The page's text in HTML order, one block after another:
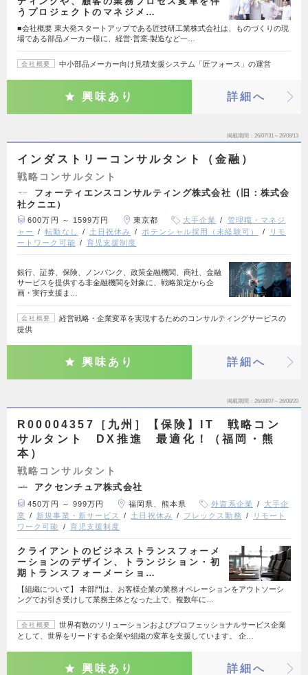
うプロジェクトのマネジメ…
■会社概要 東⼤発スタートアップである匠技研⼯業株式会社は、ものづくりの現
場である部品メーカー様に、経営‧営業‧製造など⼀…
会社概要 中小部品メーカー向け見積支援システム「匠フォース」の運営
興味あり 詳細へ
掲載期間 26/07/31～26/08/13
インダストリーコンサルタント（金融）
戦略コンサルタント
フォーティエンスコンサルティング株式会社（旧：株式会
社クニエ）
600万円 ～ 1599万円 東京都 大手企業
管理職・マネジ
ャー
転勤なし 土日祝休み ポテンシャル採用（未経験可）
リモ
ートワーク可能
育児支援制度
銀行、証券、保険、ノンバンク、政策金融機関、商社、金融
サービスを提供する非金融機関を対象に、戦略策定から企
画・実行支援ま…
会社概要
経営戦略・企業変革を実現するためのコンサルティングサービスの
提供
興味あり 詳細へ
掲載期間 26/08/07～26/08/20
R00004357［九州］【保険】IT 戦略コン
サルタント DX推進 最適化！（福岡・熊
本）
戦略コンサルタント
アクセンチュア株式会社
450万円 ～ 999万円 福岡県、熊本県 外資系企業
大手企
業
新規事業・新サービス 土日祝休み フレックス勤務
リモート
ワーク可能
育児支援制度
クライアントのビジネストランスフォーメ
ーションのデザイン、トランジション・初
期トランスフォーメーショ…
【組織について】 本部門は、お客様企業の業務オペレーションをアウトソーシ
ングでお引き受けして業務主体となった上で、複数年に…
会社概要
世界有数のソリューションおよびプロフェッショナルサービス企業
として、世界をリードする企業や組織の変革を支援しています。 企…
興味あり 詳細へ